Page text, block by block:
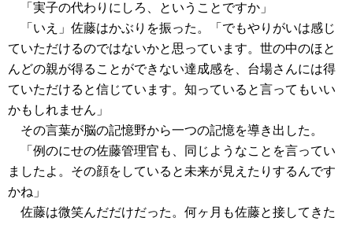
「実子の代わりにしろ、ということですか」
「いえ」佐藤はかぶりを振った。「でもやりがいは感じ
ていただけるのではないかと思っています。世の中のほと
んどの親が得ることができない達成感を、台場さんには得
ていただけると信じています。知っていると言ってもいい
かもしれません」
その言葉が脳の記憶野から一つの記憶を導き出した。
「例のにせの佐藤管理官も、同じようなことを言ってい
ましたよ。その顔をしていると未来が見えたりするんです
かね」
佐藤は微笑んだだけだった。何ヶ月も佐藤と接してきた